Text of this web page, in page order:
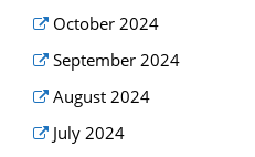
October 2024
September 2024
August 2024
July 2024